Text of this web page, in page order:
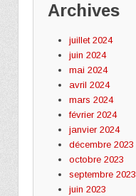
Archives
juillet 2024
juin 2024
mai 2024
avril 2024
mars 2024
février 2024
janvier 2024
décembre 2023
octobre 2023
septembre 2023
juin 2023